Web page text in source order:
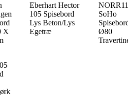
X
Eberhart Hector
105 Spisebord
Lys Beton/Lys
Egetræ
NORR11
SoHo
Ø80